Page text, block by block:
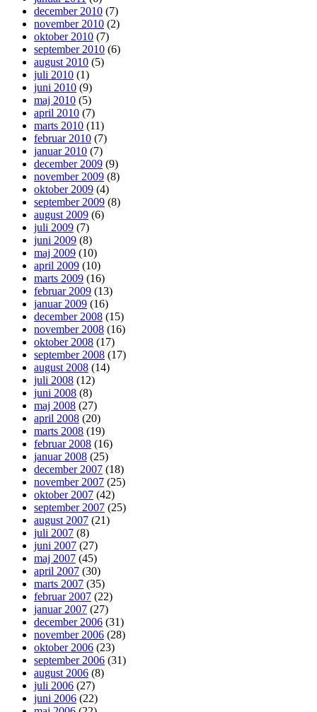
december 2010 (7)
november 2010 (2)
oktober 2010 (7)
september 2010 (6)
august 2010 (5)
juli 2010 (1)
juni 2010 (9)
maj 2010 (5)
april 2010 (7)
marts 2010 (11)
februar 2010 (7)
januar 2010 (7)
december 2009 (9)
november 2009 (8)
oktober 2009 (4)
september 2009 (8)
august 2009 (6)
juli 2009 (7)
juni 2009 (8)
maj 2009 (10)
april 2009 (10)
marts 2009 (16)
februar 2009 (13)
januar 2009 (16)
december 2008 (15)
november 2008 (16)
oktober 2008 (17)
september 2008 (17)
august 2008 (14)
juli 2008 (12)
juni 2008 (8)
maj 2008 (27)
april 2008 (20)
marts 2008 (19)
februar 2008 (16)
januar 2008 (25)
december 2007 (18)
november 2007 (25)
oktober 2007 (42)
september 2007 (25)
august 2007 (21)
juli 2007 (8)
juni 2007 (27)
maj 2007 (45)
april 2007 (30)
marts 2007 (35)
februar 2007 (22)
januar 2007 (27)
december 2006 (31)
november 2006 (28)
oktober 2006 (23)
september 2006 (31)
august 2006 (8)
juli 2006 (27)
juni 2006 (22)